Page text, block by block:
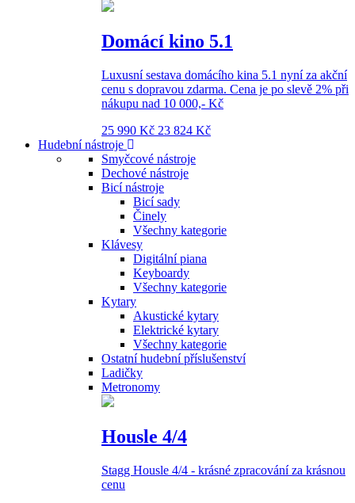
Domácí kino 5.1
Luxusní sestava domácího kina 5.1 nyní za akční
cenu s dopravou zdarma. Cena je po slevě 2% při
nákupu nad 10 000,- Kč
25 990 Kč 23 824 Kč
Hudební nástroje
Smyčcové nástroje
Dechové nástroje
Bicí nástroje
Bicí sady
Činely
Všechny kategorie
Klávesy
Digitální piana
Keyboardy
Všechny kategorie
Kytary
Akustické kytary
Elektrické kytary
Všechny kategorie
Ostatní hudební příslušenství
Ladičky
Metronomy
Housle 4/4
Stagg Housle 4/4 - krásné zpracování za krásnou
cenu